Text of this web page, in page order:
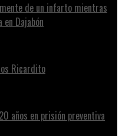
de un infarto mientras
Dajabón
Ricardito
años en prisión preventiva